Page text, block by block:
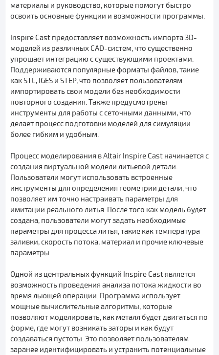
материалы и руководство, которые помогут быстро
освоить основные функции и возможности программы.
Inspire Cast предоставляет возможность импорта 3D-
моделей из различных CAD-систем, что существенно
упрощает интеграцию с существующими проектами.
Поддерживаются популярные форматы файлов, такие
как STL, IGES и STEP, что позволяет пользователям
импортировать свои модели без необходимости
повторного создания. Также предусмотрены
инструменты для работы с сеточными данными, что
делает процесс подготовки моделей для симуляции
более гибким и удобным.
Процесс моделирования в Altair Inspire Cast начинается с
создания виртуальной модели литьевой детали.
Пользователи могут использовать встроенные
инструменты для определения геометрии детали, что
позволяет им точно настраивать параметры для
имитации реального литья. После того как модель будет
создана, пользователи могут задать необходимые
параметры для процесса литья, такие как температура
заливки, скорость потока, материал и прочие ключевые
параметры.
Одной из центральных функций Inspire Cast является
возможность проведения анализа потока жидкости во
время льющей операции. Программа использует
мощные вычислительные алгоритмы, которые
позволяют моделировать, как металл будет двигаться по
форме, где могут возникать заторы и как будут
создаваться пустоты. Это позволяет пользователям
заранее идентифицировать и устранить потенциальные